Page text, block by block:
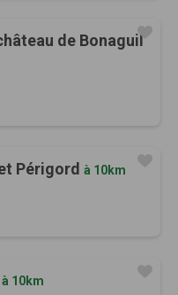
de Bonaguil
Périgord à 10km
à 10km